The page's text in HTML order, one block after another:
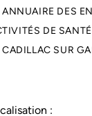
ANNUAIRE DES
DE
CADILLAC SUR
: